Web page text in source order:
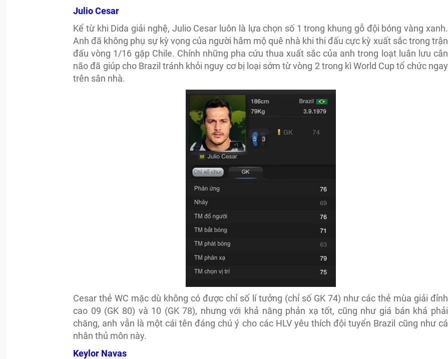
Julio Cesar
Kể từ khi Dida giải nghệ, Julio Cesar luôn là lựa chọn số 1 trong khung gỗ đội bóng vàng xanh.
Anh đã không phụ sự kỳ vọng của người hâm mộ quê nhà khi thi đấu cực kỳ xuất sắc trong trận
đấu vòng 1/16 gặp Chile. Chính những pha cứu thua xuất sắc của anh trong loạt luân lưu cân
não đã giúp cho Brazil tránh khỏi nguy cơ bị loại sớm từ vòng 2 trong kì World Cup tổ chức ngay
trên sân nhà.
Cesar thẻ WC mặc dù không có được chỉ số lí tưởng (chỉ số GK 74) như các thẻ mùa giải đỉnh
cao 09 (GK 80) và 10 (GK 78), nhưng với khả năng phản xạ tốt, cũng như giá bán khá phải
chăng, anh vẫn là một cái tên đáng chú ý cho các HLV yêu thích đội tuyển Brazil cũng như cá
nhân thủ môn này.
Keylor Navas